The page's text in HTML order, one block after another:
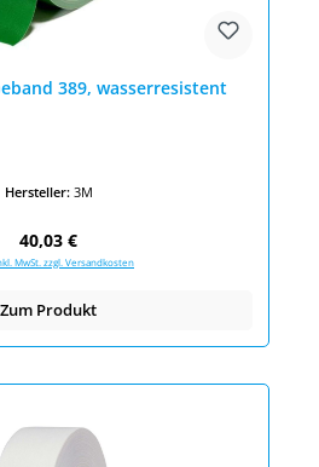
389, wasserresistent
Hersteller: 3M
Regulärer Preis:
40,03 €
MwSt. zzgl. Versandkosten
Zum Produkt